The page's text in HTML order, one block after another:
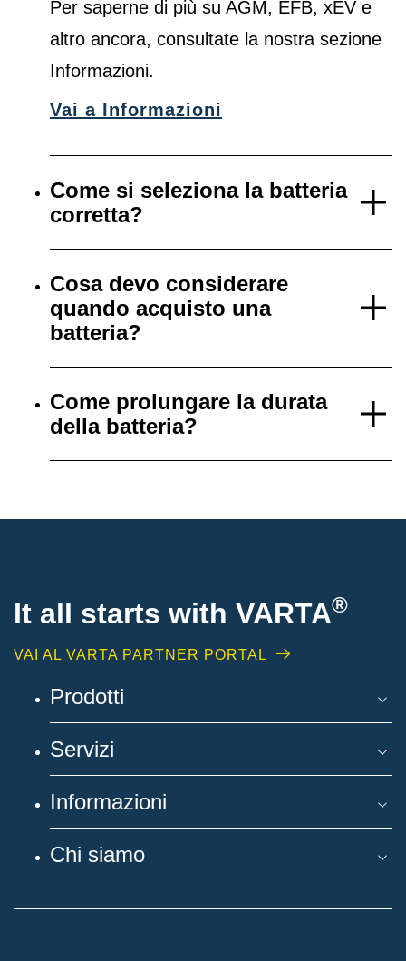
Per saperne di più su AGM, EFB, xEV e
altro ancora, consultate la nostra sezione
Informazioni.
Vai a Informazioni
Come si seleziona la batteria
corretta?
Cosa devo considerare
quando acquisto una
batteria?
Come prolungare la durata
della batteria?
It all starts with VARTA®
VAI AL VARTA PARTNER PORTAL
Prodotti
Servizi
Informazioni
Chi siamo